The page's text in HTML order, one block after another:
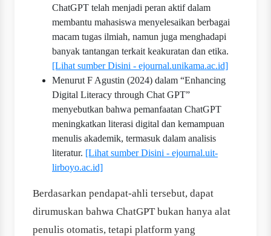
ChatGPT telah menjadi peran aktif dalam
membantu mahasiswa menyelesaikan berbagai
macam tugas ilmiah, namun juga menghadapi
banyak tantangan terkait keakuratan dan etika.
[Lihat sumber Disini - ejournal.unikama.ac.id]
Menurut F Agustin (2024) dalam “Enhancing
Digital Literacy through Chat GPT”
menyebutkan bahwa pemanfaatan ChatGPT
meningkatkan literasi digital dan kemampuan
menulis akademik, termasuk dalam analisis
literatur. [Lihat sumber Disini - ejournal.uit-
lirboyo.ac.id]
Berdasarkan pendapat-ahli tersebut, dapat
dirumuskan bahwa ChatGPT bukan hanya alat
penulis otomatis, tetapi platform yang